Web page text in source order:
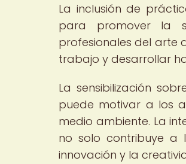
La inclusión de
para promover la
profesionales del arte
trabajo y desarrollar
La sensibilización
puede motivar a los
medio ambiente. La
no solo contribuye a
innovación y la